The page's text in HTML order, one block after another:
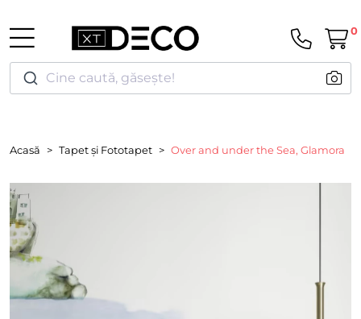
Cine caută, găsește!
0
Acasă Tapet și Fototapet Over and under the Sea, Glamora